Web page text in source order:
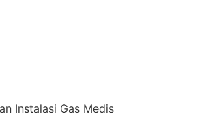
Instalasi Gas Medis